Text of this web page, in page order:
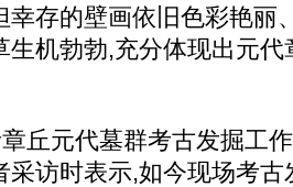
幸存的壁画依旧色彩艳丽
生机勃勃,充分体现出元
元代墓群考古发掘工作
采访时表示,如今现场考